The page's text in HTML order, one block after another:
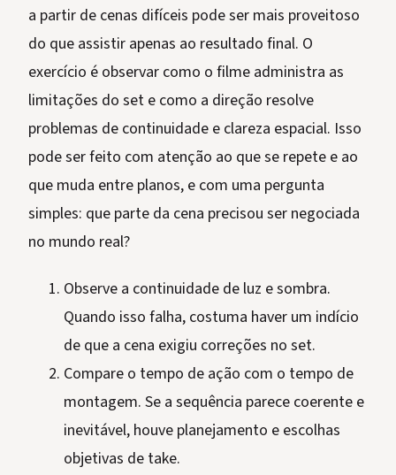
a partir de cenas difíceis pode ser mais proveitoso
do que assistir apenas ao resultado final. O
exercício é observar como o filme administra as
limitações do set e como a direção resolve
problemas de continuidade e clareza espacial. Isso
pode ser feito com atenção ao que se repete e ao
que muda entre planos, e com uma pergunta
simples: que parte da cena precisou ser negociada
no mundo real?
Observe a continuidade de luz e sombra.
Quando isso falha, costuma haver um indício
de que a cena exigiu correções no set.
Compare o tempo de ação com o tempo de
montagem. Se a sequência parece coerente e
inevitável, houve planejamento e escolhas
objetivas de take.